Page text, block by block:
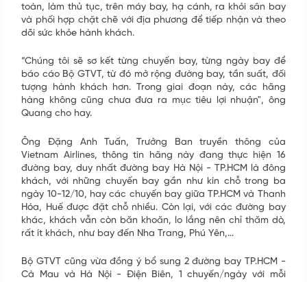
toàn, làm thủ tục, trên máy bay, hạ cánh, ra khỏi sân bay
và phối hợp chặt chẽ với địa phương để tiếp nhận và theo
dõi sức khỏe hành khách.
“Chúng tôi sẽ sơ kết từng chuyến bay, từng ngày bay để
báo cáo Bộ GTVT, từ đó mở rộng đường bay, tần suất, đối
tượng hành khách hơn. Trong giai đoạn này, các hãng
hàng không cũng chưa đưa ra mục tiêu lợi nhuận", ông
Quang cho hay.
Ông Đặng Anh Tuấn, Trưởng Ban truyền thông của
Vietnam Airlines, thông tin hãng này đang thực hiện 16
đường bay, duy nhất đường bay Hà Nội - TP.HCM là đông
khách, với những chuyến bay gần như kín chỗ trong ba
ngày 10-12/10, hay các chuyến bay giữa TP.HCM và Thanh
Hóa, Huế được đặt chỗ nhiều. Còn lại, với các đường bay
khác, khách vẫn còn băn khoăn, lo lắng nên chỉ thăm dò,
rất ít khách, như bay đến Nha Trang, Phú Yên,...
Bộ GTVT cũng vừa đồng ý bổ sung 2 đường bay TP.HCM -
Cà Mau và Hà Nội - Điện Biên, 1 chuyến/ngày với mỗi
ĐĂNG KÝ NHẬN TIN
Để biết thêm chi tiết về các dự án, vui lòng để lại
thông tin liên hệ, bộ phận kinh doanh của chúng tôi
sẽ chủ động liên hệ trực tiếp tới Quý khách. Trân
trọng.
Họ tên *